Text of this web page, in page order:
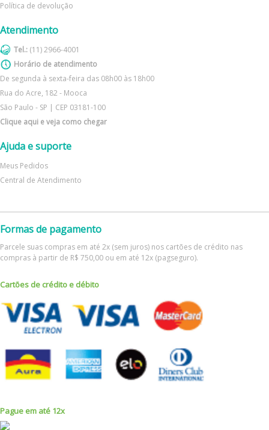
Política de devolução
Atendimento
Tel.: (11) 2966-4001
Horário de atendimento
De segunda à sexta-feira das 08h00 às 18h00
Rua do Acre, 182 - Mooca
São Paulo - SP | CEP 03181-100
Clique aqui e veja como chegar
Ajuda e suporte
Meus Pedidos
Central de Atendimento
Formas de pagamento
Parcele suas compras em até 2x (sem juros) nos cartões de crédito nas
compras à partir de R$ 750,00 ou em até 12x (pagseguro).
Cartões de crédito e débito
Pague em até 12x